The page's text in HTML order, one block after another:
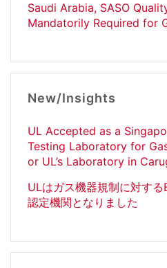
Saudi Arabia, SASO
Mandatorily Required for
New/Insights
UL Accepted as a
Testing Laboratory for
or UL’s Laboratory in
ULはガス機器規制に対す
認定機関となりました